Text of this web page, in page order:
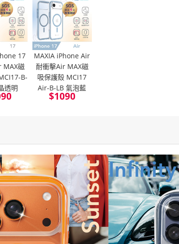
17
MAX磁
B-
透明
MAXIA iPhone Air
耐衝擊Air MAX磁
吸保護殼 MCI17
Air-B-LB 氣泡藍
$1090